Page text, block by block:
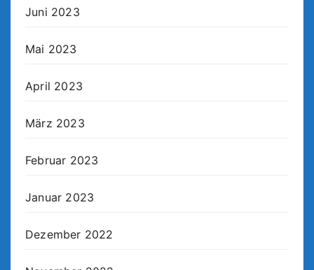
Juni 2023
Mai 2023
April 2023
März 2023
Februar 2023
Januar 2023
Dezember 2022